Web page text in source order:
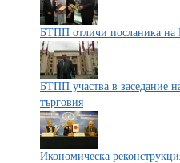
БТПП отличи посланика на
БТПП участва в заседание
търговия
Икономическа